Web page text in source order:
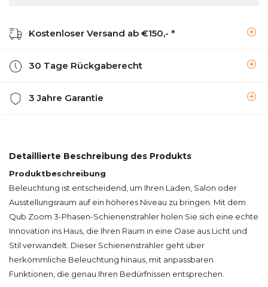
Kostenloser Versand ab €150,- *
30 Tage Rückgaberecht
3 Jahre Garantie
Detaillierte Beschreibung des Produkts
Produktbeschreibung
Beleuchtung ist entscheidend, um Ihren Laden, Salon oder
Ausstellungsraum auf ein höheres Niveau zu bringen. Mit dem
Qub Zoom 3-Phasen-Schienenstrahler holen Sie sich eine echte
Innovation ins Haus, die Ihren Raum in eine Oase aus Licht und
Stil verwandelt. Dieser Schienenstrahler geht über
herkömmliche Beleuchtung hinaus, mit anpassbaren
Funktionen, die genau Ihren Bedürfnissen entsprechen.